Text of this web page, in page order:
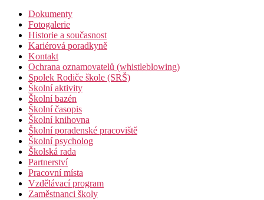
Dokumenty
Fotogalerie
Historie a současnost
Kariérová poradkyně
Kontakt
Ochrana oznamovatelů (whistleblowing)
Spolek Rodiče škole (SRŠ)
Školní aktivity
Školní bazén
Školní časopis
Školní knihovna
Školní poradenské pracoviště
Školní psycholog
Školská rada
Partnerství
Pracovní místa
Vzdělávací program
Zaměstnanci školy